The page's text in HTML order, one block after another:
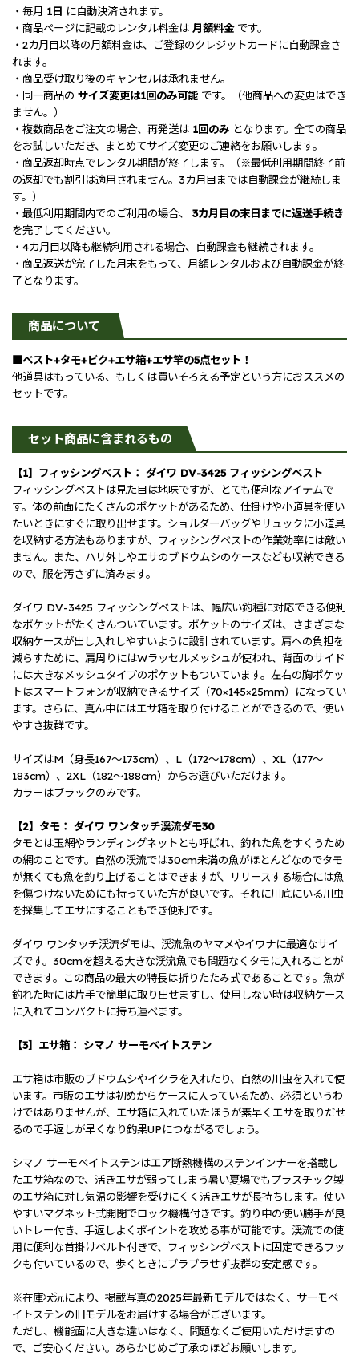
・毎月 1日 に自動決済されます。
・商品ページに記載のレンタル料金は 月額料金です。
・2カ月目以降の月額料金は、ご登録のクレジットカードに自動課金さ
れます。
・商品受け取り後のキャンセルは承れません。
・同一商品の サイズ変更は1回のみ可能 です。（他商品への変更はでき
ません。）
・複数商品をご注文の場合、再発送は 1回のみ となります。全ての商品
をお試しいただき、まとめてサイズ変更のご連絡をお願いします。
・商品返却時点でレンタル期間が終了します。（※最低利用期間終了前
の返却でも割引は適用されません。3カ月目までは自動課金が継続しま
す。）
・最低利用期間内でのご利用の場合、 3カ月目の末日までに返送手続き
を完了してください。
・4カ月目以降も継続利用される場合、自動課金も継続されます。
・商品返送が完了した月末をもって、月額レンタルおよび自動課金が終
了となります。
商品について
■ベスト+タモ+ビク+エサ箱+エサ竿の5点セット！
他道具はもっている、もしくは買いそろえる予定という方におススメの
セットです。
セット商品に含まれるもの
【1】フィッシングベスト： ダイワ DV-3425 フィッシングベスト
フィッシングベストは見た目は地味ですが、とても便利なアイテムで
す。体の前面にたくさんのポケットがあるため、仕掛けや小道具を使い
たいときにすぐに取り出せます。ショルダーバッグやリュックに小道具
を収納する方法もありますが、フィッシングベストの作業効率には敵い
ません。また、ハリ外しやエサのブドウムシのケースなども収納できる
ので、服を汚さずに済みます。
ダイワ DV-3425 フィッシングベストは、幅広い釣種に対応できる便利
なポケットがたくさんついています。ポケットのサイズは、さまざまな
収納ケースが出し入れしやすいように設計されています。肩への負担を
減らすために、肩周りにはWラッセルメッシュが使われ、背面のサイド
には大きなメッシュタイプのポケットもついています。左右の胸ポケッ
トはスマートフォンが収納できるサイズ（70×145×25mm）になってい
ます。さらに、真ん中にはエサ箱を取り付けることができるので、使い
やすさ抜群です。
サイズはM（身長167～173cm）、L（172～178cm）、XL（177～
183cm）、2XL（182～188cm）からお選びいただけます。
カラーはブラックのみです。
【2】タモ： ダイワ ワンタッチ渓流ダモ30
タモとは玉網やランディングネットとも呼ばれ、釣れた魚をすくうため
の網のことです。自然の渓流では30cm未満の魚がほとんどなのでタモ
が無くても魚を釣り上げることはできますが、リリースする場合には魚
を傷つけないためにも持っていた方が良いです。それに川底にいる川虫
を採集してエサにすることもでき便利です。
ダイワ ワンタッチ渓流ダモは、渓流魚のヤマメやイワナに最適なサイ
ズです。30cmを超える大きな渓流魚でも問題なくタモに入れることが
できます。この商品の最大の特長は折りたたみ式であることです。魚が
釣れた時には片手で簡単に取り出せますし、使用しない時は収納ケース
に入れてコンパクトに持ち運べます。
【3】エサ箱： シマノ サーモベイトステン
エサ箱は市販のブドウムシやイクラを入れたり、自然の川虫を入れて使
います。市販のエサは初めからケースに入っているため、必須というわ
けではありませんが、エサ箱に入れていたほうが素早くエサを取りだせ
るので手返しが早くなり釣果UPにつながるでしょう。
シマノ サーモベイトステンはエア断熱機構のステンインナーを搭載し
たエサ箱なので、活きエサが弱ってしまう暑い夏場でもプラスチック製
のエサ箱に対し気温の影響を受けにくく活きエサが長持ちします。使い
やすいマグネット式開閉でロック機構付きです。釣り中の使い勝手が良
いトレー付き、手返しよくポイントを攻める事が可能です。渓流での使
用に便利な首掛けベルト付きで、フィッシングベストに固定できるフッ
クも付いているので、歩くときにブラブラせず抜群の安定感です。
※在庫状況により、掲載写真の2025年最新モデルではなく、サーモベ
イトステンの旧モデルをお届けする場合がございます。
ただし、機能面に大きな違いはなく、問題なくご使用いただけますの
で、ご安心ください。あらかじめご了承のほどお願いします。